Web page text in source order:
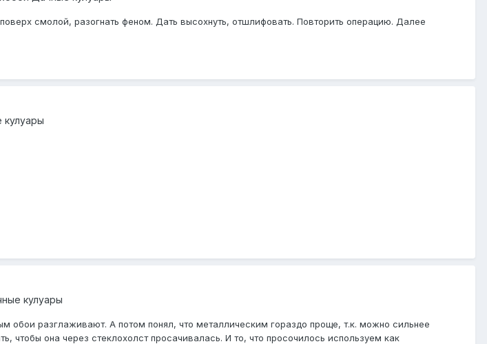
смолой, разогнать феном. Дать высохнуть, отшлифовать. Повторить операцию. Далее
кулуары
обои разглаживают. А потом понял, что металлическим гораздо проще, т.к. можно сильнее
чтобы она через стеклохолст просачивалась. И то, что просочилось используем как